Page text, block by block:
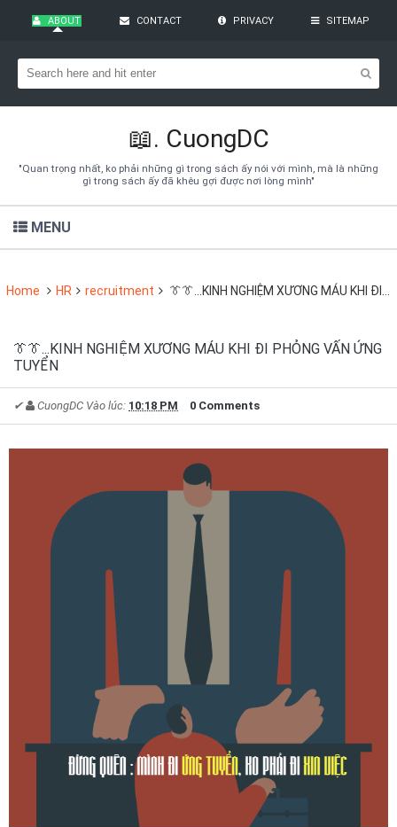
ABOUT CONTACT PRIVACY SITEMAP
📖. CuongDC
"Quan trọng nhất, ko phải những gì trong sách ấy nói với mình, mà là những
gì trong sách ấy đã khêu gợi được nơi lòng mình"
MENU
Home HR recruitment 👔👔...KINH NGHIỆM XƯƠNG MÁU KHI ĐI PHỎNG VẤN ỨNG TUYỂN
👔👔...KINH NGHIỆM XƯƠNG MÁU KHI ĐI PHỎNG VẤN ỨNG
TUYỂN
✔ CuongDC Vào lúc: 10:18 PM 0 Comments
Bạn đang cần tìm kiếm gì?
Theo dõi blog qua Email
Hãy đăng kí theo dõi blog để cập nhật những thủ thuật blogger,